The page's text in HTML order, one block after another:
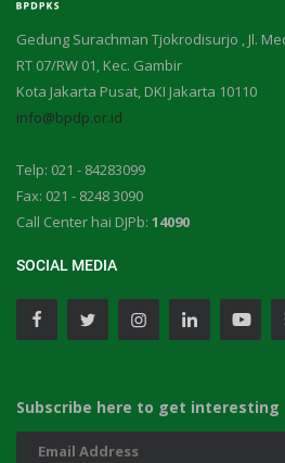
Gedung Surachman Tjokrodisurjo , Jl.
RT 07/RW 01, Kec. Gambir
Kota Jakarta Pusat, DKI Jakarta 10110
info@bpdp.or.id
Telp: 021 - 84283099
Fax: 021 - 8248 3090
Call Center hai DJPb: 14090
SOCIAL MEDIA
Subscribe here to get